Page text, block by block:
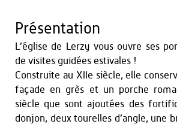
Présentation
L’église de Lerzy vous ouvre ses
de visites guidées estivales !
Construite au XIIe siècle, elle
façade en grès et un porche
siècle que sont ajoutées des
donjon, deux tourelles d’angle, une